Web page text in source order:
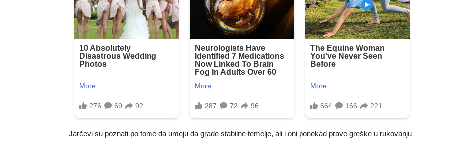
Jarčevi su poznati po tome da umeju da grade stabilne temelje, ali i oni ponekad prave greške u rukovanju